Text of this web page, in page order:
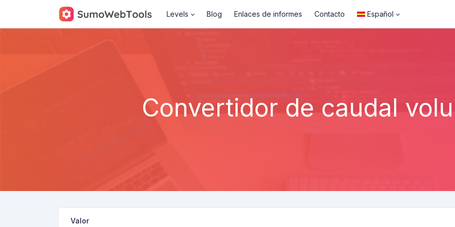
Levels Blog Enlaces de informes Contacto Español
Convertidor de caudal
Valor